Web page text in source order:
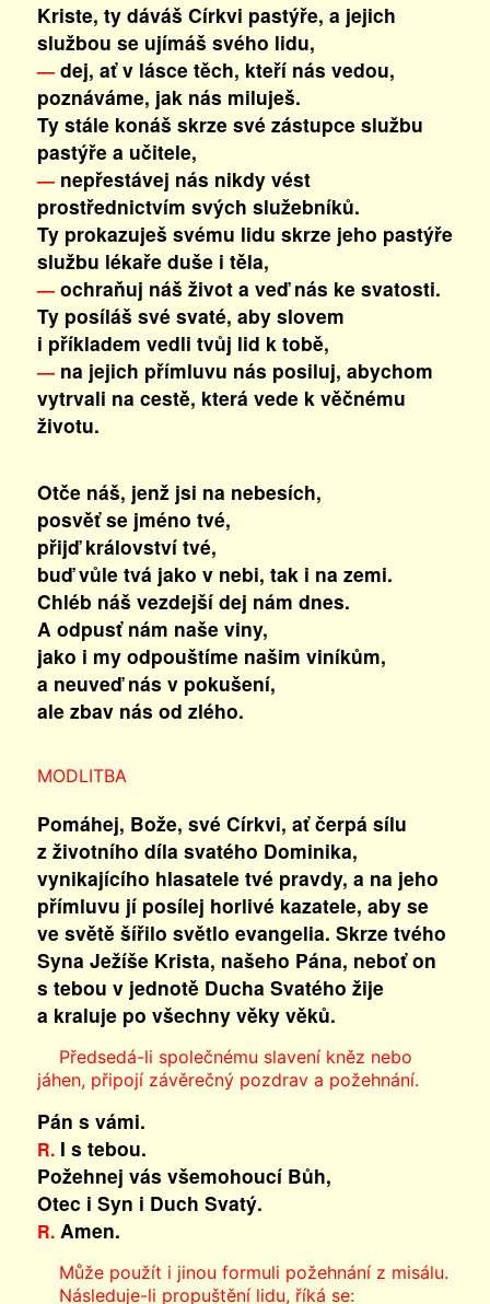
Kriste, ty dáváš Církvi pastýře, a jejich
službou se ujímáš svého lidu,
—dej, ať v lásce těch, kteří nás vedou,
poznáváme, jak nás miluješ.
Ty stále konáš skrze své zástupce službu
pastýře a učitele,
—nepřestávej nás nikdy vést
prostřednictvím svých služebníků.
Ty prokazuješ svému lidu skrze jeho pastýře
službu lékaře duše i těla,
—ochraňuj náš život a veď nás ke svatosti.
Ty posíláš své svaté, aby slovem
i příkladem vedli tvůj lid k tobě,
—na jejich přímluvu nás posiluj, abychom
vytrvali na cestě, která vede k věčnému
životu.
Otče náš, jenž jsi na nebesích,
posvěť se jméno tvé,
přijď království tvé,
buď vůle tvá jako v nebi, tak i na zemi.
Chléb náš vezdejší dej nám dnes.
A odpusť nám naše viny,
jako i my odpouštíme našim viníkům,
a neuveď nás v pokušení,
ale zbav nás od zlého.
MODLITBA
Pomáhej, Bože, své Církvi, ať čerpá sílu
z životního díla svatého Dominika,
vynikajícího hlasatele tvé pravdy, a na jeho
přímluvu jí posílej horlivé kazatele, aby se
ve světě šířilo světlo evangelia. Skrze tvého
Syna Ježíše Krista, našeho Pána, neboť on
s tebou v jednotě Ducha Svatého žije
a kraluje po všechny věky věků.
Předsedá-li společnému slavení kněz nebo
jáhen, připojí závěrečný pozdrav a požehnání.
Pán s vámi.
R.I s tebou.
Požehnej vás všemohoucí Bůh,
Otec i Syn i Duch Svatý.
R.Amen.
Může použít i jinou formuli požehnání z misálu.
Následuje-li propuštění lidu, říká se: